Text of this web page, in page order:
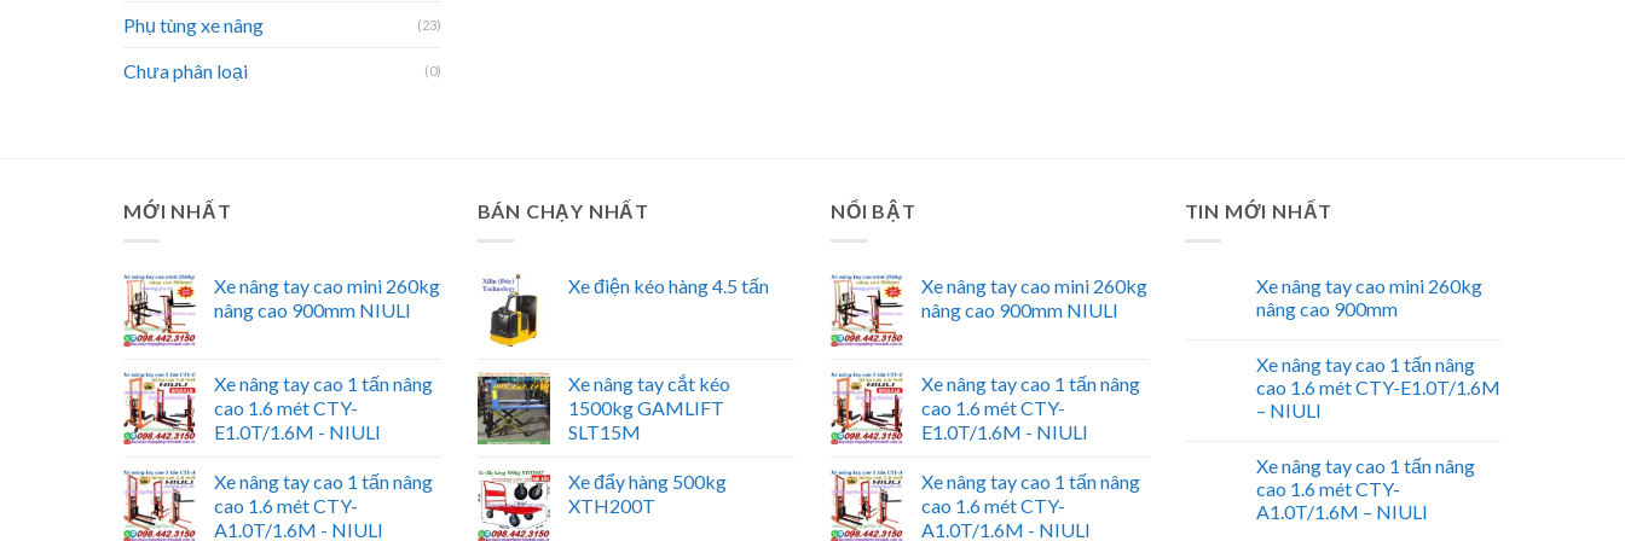
Phụ tùng xe nâng (23)
Chưa phân loại (0)
MỚI NHẤT
Xe nâng tay cao mini 260kg
nâng cao 900mm NIULI
Xe nâng tay cao 1 tấn nâng
cao 1.6 mét CTY-
E1.0T/1.6M - NIULI
Xe nâng tay cao 1 tấn nâng
cao 1.6 mét CTY-
A1.0T/1.6M - NIULI
BÁN CHẠY NHẤT
Xe điện kéo hàng 4.5 tấn
Xe nâng tay cắt kéo
1500kg GAMLIFT
SLT15M
Xe đẩy hàng 500kg
XTH200T
NỔI BẬT
Xe nâng tay cao mini 260kg
nâng cao 900mm NIULI
Xe nâng tay cao 1 tấn nâng
cao 1.6 mét CTY-
E1.0T/1.6M - NIULI
Xe nâng tay cao 1 tấn nâng
cao 1.6 mét CTY-
A1.0T/1.6M - NIULI
TIN MỚI NHẤT
Xe nâng tay cao mini 260kg
nâng cao 900mm
Xe nâng tay cao 1 tấn nâng
cao 1.6 mét CTY-E1.0T/1.6M
– NIULI
Xe nâng tay cao 1 tấn nâng
cao 1.6 mét CTY-
A1.0T/1.6M – NIULI